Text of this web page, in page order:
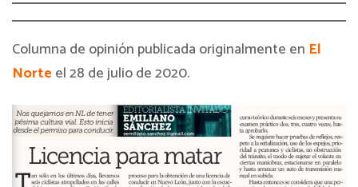
Columna de opinión publicada originalmente en El
Norte el 28 de julio de 2020.